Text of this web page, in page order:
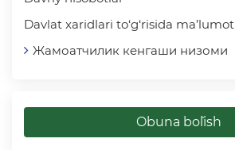
Davlat xaridlari to‘g‘risida ma’lumot
Жамоатчилик кенгаши низоми
Obuna bo`lish